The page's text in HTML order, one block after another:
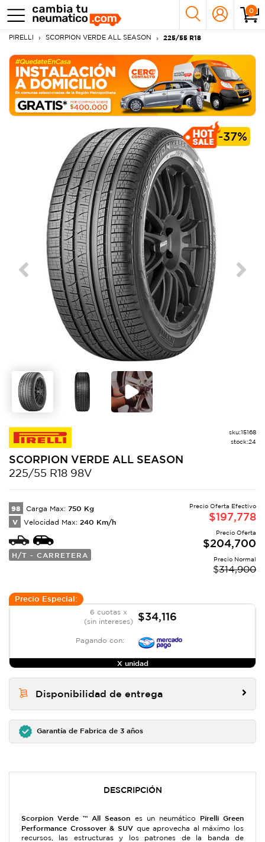
0
PIRELLI SCORPION VERDE ALL SEASON 225/55 R18
-37%
Previous Next
sku:15168
stock:24
SCORPION VERDE ALL SEASON
225/55 R18 98V
98 Carga Max: 750 Kg
V Velocidad Max: 240 Km/h
H/T - CARRETERA
Precio Oferta Efectivo
$197,778
Precio Oferta
$204,700
Precio Normal
$314,900
Precio Especial:
6 cuotas x
(sin intereses)
$34,116
Pagando con:
X unidad
Disponibilidad de entrega
Garantía de Fabrica de 3 años
DESCRIPCIÓN
Scorpion Verde ™ All Season es un neumático Pirelli Green
Performance Crossover & SUVque aprovecha al máximo los
recursos, las estructuras y los patrones de la banda de